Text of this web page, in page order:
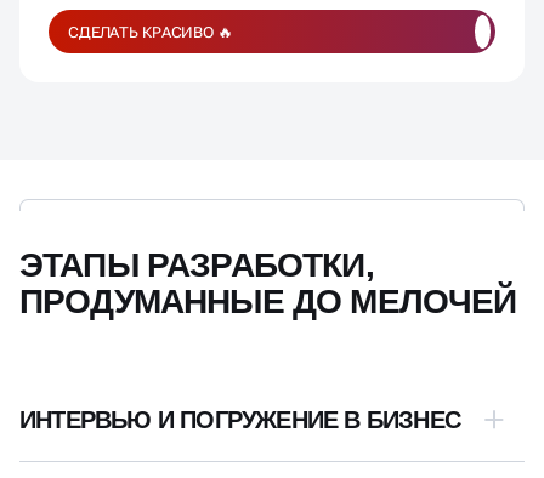
60 000 ₽ сделаем за 8 дней
ЭТАПЫ РАЗРАБОТКИ,
ИНТЕРВЬЮ И ПОГРУЖЕНИЕ В БИЗНЕС